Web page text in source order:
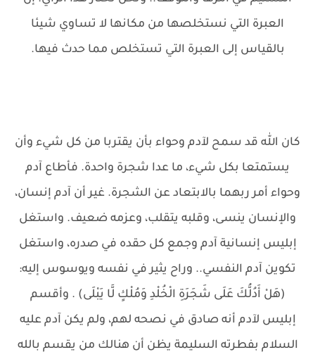
العبرة التي نستخلصها من مكانها لا تساوي شيئا
بالقياس إلى العبرة التي تستخلص مما حدث فيها.
كان الله قد سمح لآدم وحواء بأن يقتربا من كل شيء وأن
يستمتعا بكل شيء، ما عدا شجرة واحدة. فأطاع آدم
وحواء أمر ربهما بالابتعاد عن الشجرة. غير أن آدم إنسان،
والإنسان ينسى، وقلبه يتقلب، وعزمه ضعيف. واستغل
إبليس إنسانية آدم وجمع كل حقده في صدره، واستغل
تكوين آدم النفسي.. وراح يثير في نفسه ويوسوس إليه:
(هَلْ أَدُلُّكَ عَلَى شَجَرَةِ الْخُلْدِ وَمُلْكٍ لَّا يَبْلَى) . وأقسم
إبليس لآدم أنه صادق في نصحه لهم، ولم يكن آدم عليه
السلام بفطرته السليمة يظن أن هنالك من يقسم بالله